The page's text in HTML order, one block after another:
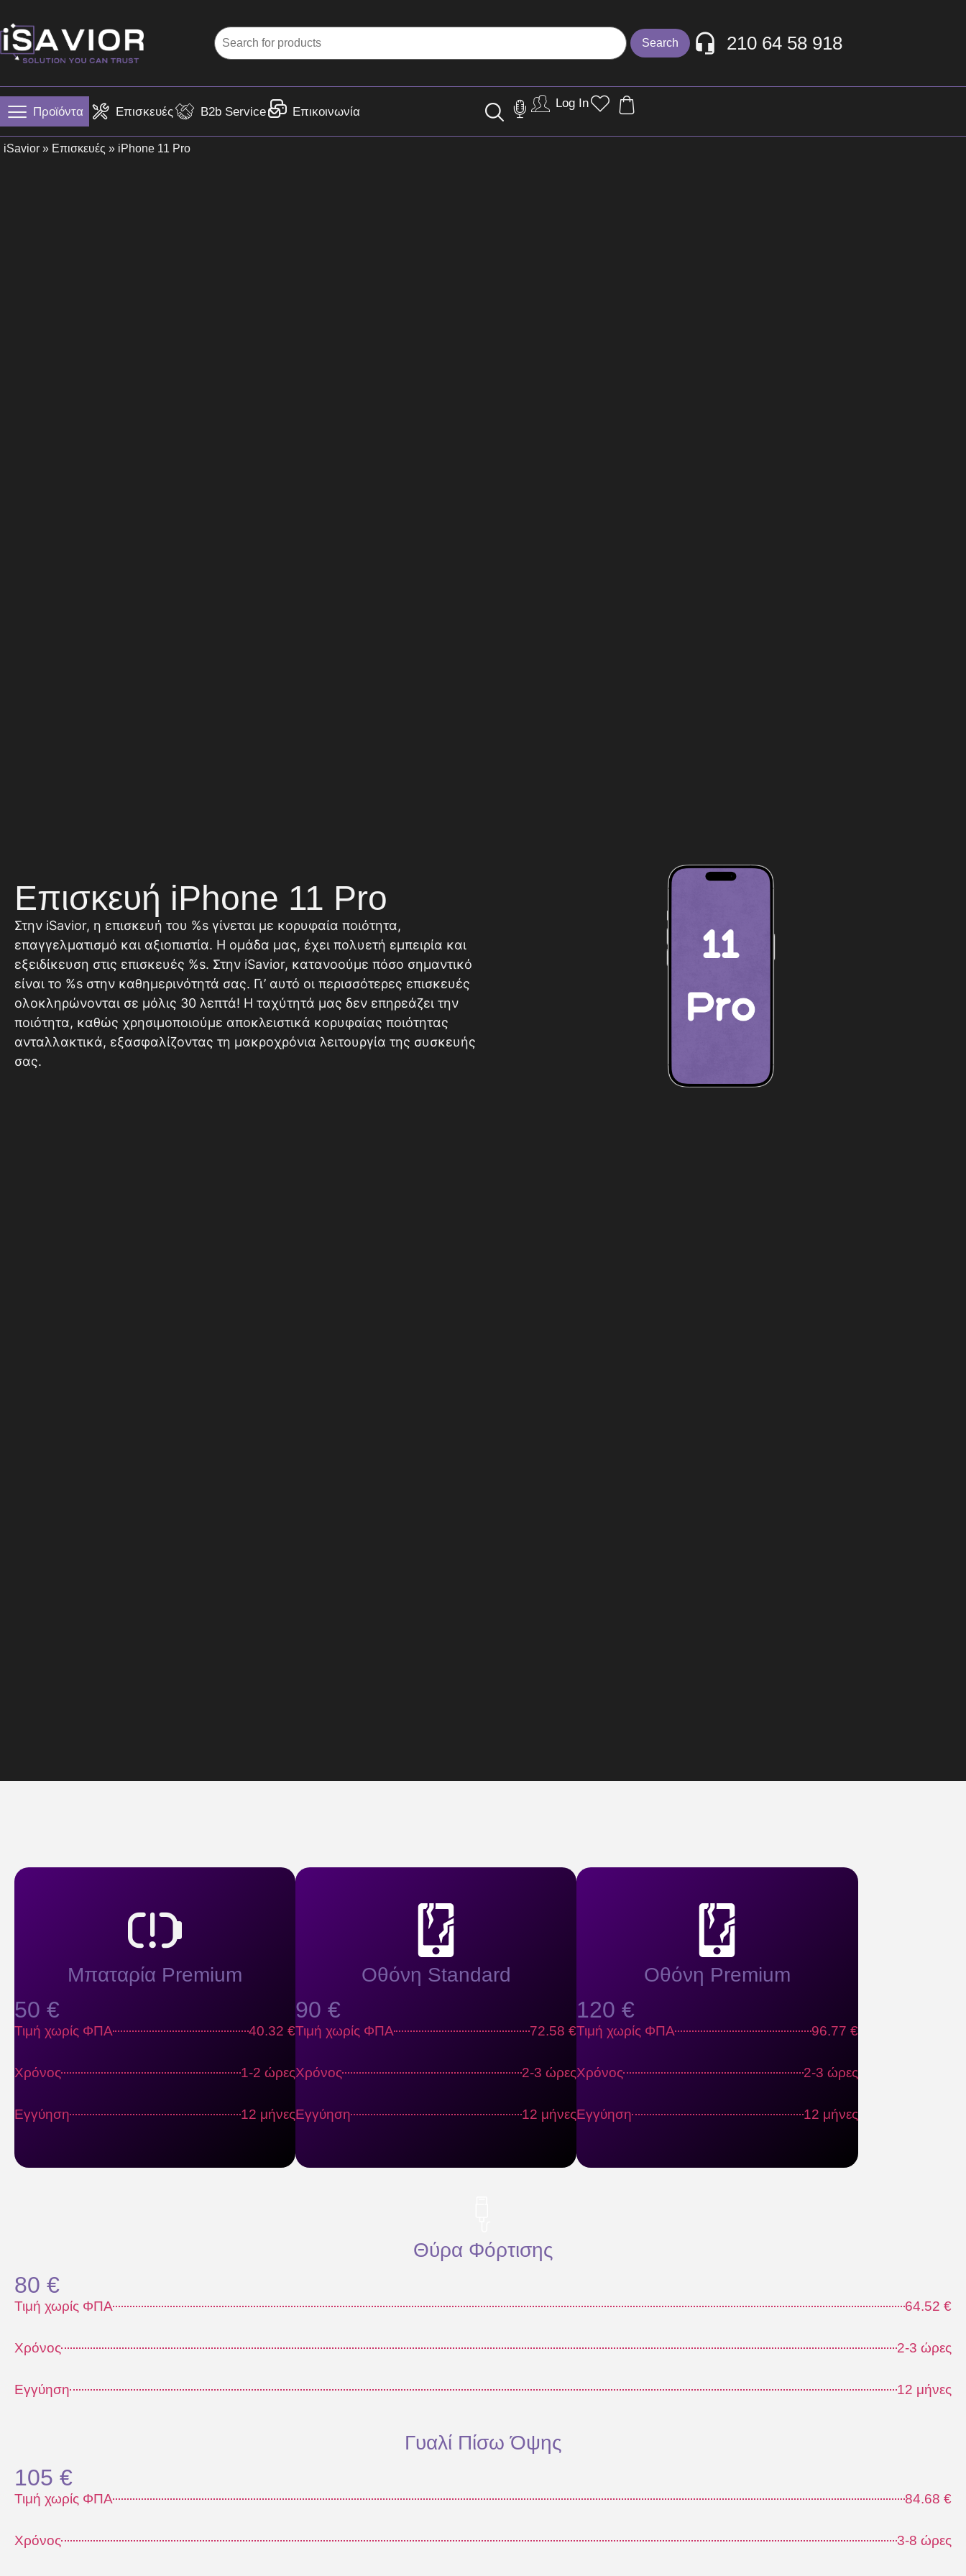
210 64 58 918
Προϊόντα Επισκευές B2b Service Επικοινωνία
Log In
iSavior » Επισκευές » iPhone 11 Pro
Επισκευή iPhone 11 Pro
Στην iSavior, η επισκευή του %s γίνεται με κορυφαία ποιότητα,
επαγγελματισμό και αξιοπιστία. Η ομάδα μας, έχει πολυετή εμπειρία και
εξειδίκευση στις επισκευές %s. Στην iSavior, κατανοούμε πόσο σημαντικό
είναι το %s στην καθημερινότητά σας. Γι’ αυτό οι περισσότερες επισκευές
ολοκληρώνονται σε μόλις 30 λεπτά! Η ταχύτητά μας δεν επηρεάζει την
ποιότητα, καθώς χρησιμοποιούμε αποκλειστικά κορυφαίας ποιότητας
ανταλλακτικά, εξασφαλίζοντας τη μακροχρόνια λειτουργία της συσκευής
σας.
Μπαταρία Premium
50 €
Τιμή χωρίς ΦΠΑ 40.32 €
Χρόνος 1-2 ώρες
Εγγύηση 12 μήνες
Οθόνη Standard
90 €
Τιμή χωρίς ΦΠΑ 72.58 €
Χρόνος 2-3 ώρες
Εγγύηση 12 μήνες
Οθόνη Premium
120 €
Τιμή χωρίς ΦΠΑ 96.77 €
Χρόνος 2-3 ώρες
Εγγύηση 12 μήνες
Θύρα Φόρτισης
80 €
Τιμή χωρίς ΦΠΑ 64.52 €
Χρόνος 2-3 ώρες
Εγγύηση 12 μήνες
Γυαλί Πίσω Όψης
105 €
Τιμή χωρίς ΦΠΑ 84.68 €
Χρόνος 3-8 ώρες